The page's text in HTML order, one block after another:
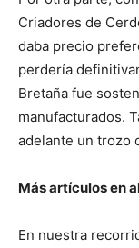
Criadores de
daba precio
perdería
Bretaña fue
manufacturados.
adelante un trozo
Más artículos en
En nuestra